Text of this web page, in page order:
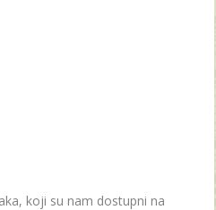
koji su nam dostupni na